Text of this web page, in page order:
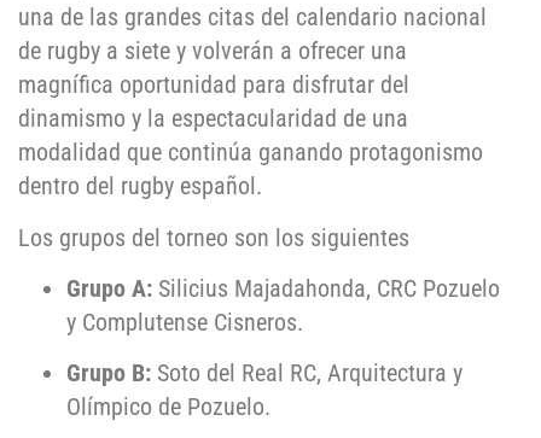
una de las grandes citas del calendario nacional
de rugby a siete y volverán a ofrecer una
magnífica oportunidad para disfrutar del
dinamismo y la espectacularidad de una
modalidad que continúa ganando protagonismo
dentro del rugby español.
Los grupos del torneo son los siguientes
Grupo A: Silicius Majadahonda, CRC Pozuelo
y Complutense Cisneros.
Grupo B: Soto del Real RC, Arquitectura y
Olímpico de Pozuelo.